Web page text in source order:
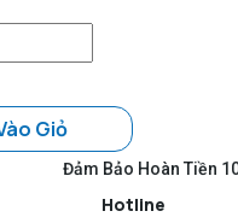
Giỏ
Đảm Bảo Hoàn Tiền
Hotline